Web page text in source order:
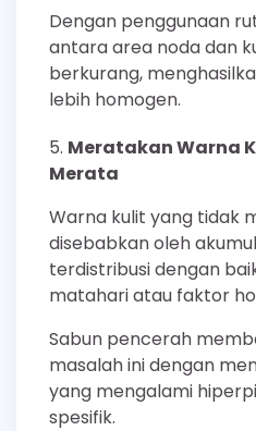
Dengan penggunaan
antara area noda dan
berkurang,
lebih homogen.
Meratakan Warna
Merata
Warna kulit yang tidak
disebabkan oleh
terdistribusi dengan
matahari atau faktor
Sabun pencerah
masalah ini dengan
yang mengalami
spesifik.